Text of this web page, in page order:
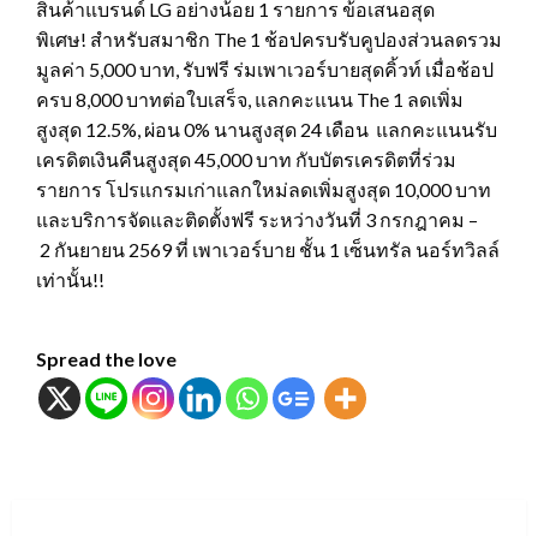
สินค้าแบรนด์ LG อย่างน้อย 1 รายการ ข้อเสนอสุด
พิเศษ! สำหรับสมาชิก The 1 ช้อปครบรับคูปองส่วนลดรวม
มูลค่า 5,000 บาท, รับฟรี ร่มเพาเวอร์บายสุดคิ้วท์ เมื่อช้อป
ครบ 8,000 บาทต่อใบเสร็จ, แลกคะแนน The 1 ลดเพิ่ม
สูงสุด 12.5%, ผ่อน 0% นานสูงสุด 24 เดือน แลกคะแนนรับ
เครดิตเงินคืนสูงสุด 45,000 บาท กับบัตรเครดิตที่ร่วม
รายการ โปรแกรมเก่าแลกใหม่ลดเพิ่มสูงสุด 10,000 บาท
และบริการจัดและติดตั้งฟรี ระหว่างวันที่ 3 กรกฎาคม –
2 กันยายน 2569 ที่ เพาเวอร์บาย ชั้น 1 เซ็นทรัล นอร์ทวิลล์
เท่านั้น!!
Spread the love